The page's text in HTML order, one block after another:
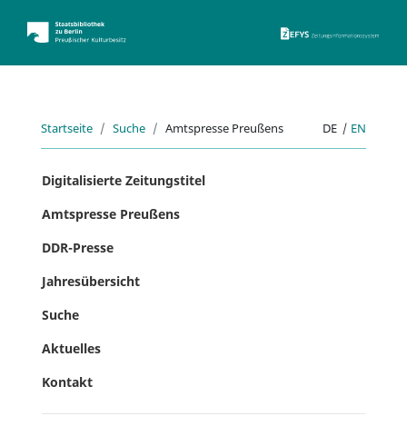
Startseite Suche Amtspresse Preußens DE | EN
Digitalisierte Zeitungstitel
Amtspresse Preußens
DDR-Presse
Jahresübersicht
Suche
Aktuelles
Kontakt